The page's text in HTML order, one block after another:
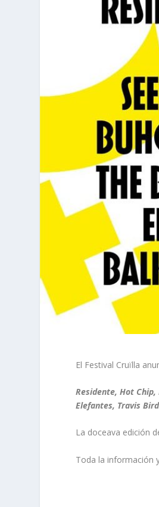
El Festival Cruïlla
Residente, Hot Chip,
Elefantes, Travis
La doceava edición
Toda la información